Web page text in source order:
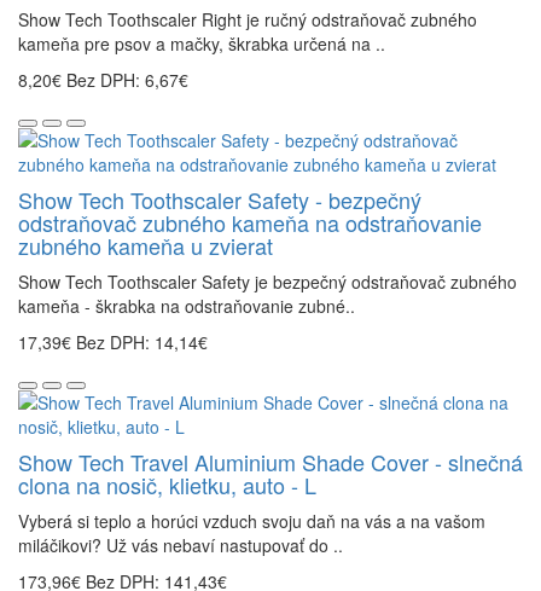
Show Tech Toothscaler Right je ručný odstraňovač zubného
kameňa pre psov a mačky, škrabka určená na ..
8,20€ Bez DPH: 6,67€
Show Tech Toothscaler Safety - bezpečný
odstraňovač zubného kameňa na odstraňovanie
zubného kameňa u zvierat
Show Tech Toothscaler Safety je bezpečný odstraňovač zubného
kameňa - škrabka na odstraňovanie zubné..
17,39€ Bez DPH: 14,14€
Show Tech Travel Aluminium Shade Cover - slnečná
clona na nosič, klietku, auto - L
Vyberá si teplo a horúci vzduch svoju daň na vás a na vašom
miláčikovi? Už vás nebaví nastupovať do ..
173,96€ Bez DPH: 141,43€